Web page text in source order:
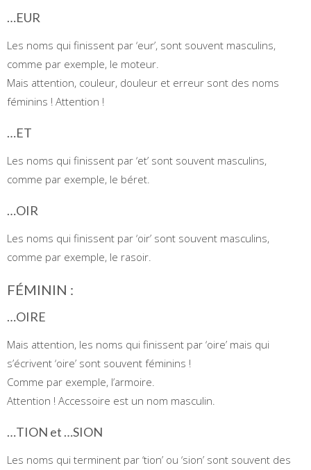
…EUR
Les noms qui finissent par ‘eur’, sont souvent masculins,
comme par exemple, le moteur.
Mais attention, couleur, douleur et erreur sont des noms
féminins ! Attention !
…ET
Les noms qui finissent par ‘et’ sont souvent masculins,
comme par exemple, le béret.
…OIR
Les noms qui finissent par ‘oir’ sont souvent masculins,
comme par exemple, le rasoir.
FÉMININ :
…OIRE
Mais attention, les noms qui finissent par ‘oire’ mais qui
s’écrivent ‘oire’ sont souvent féminins !
Comme par exemple, l’armoire.
Attention ! Accessoire est un nom masculin.
…TION et …SION
Les noms qui terminent par ‘tion’ ou ‘sion’ sont souvent des